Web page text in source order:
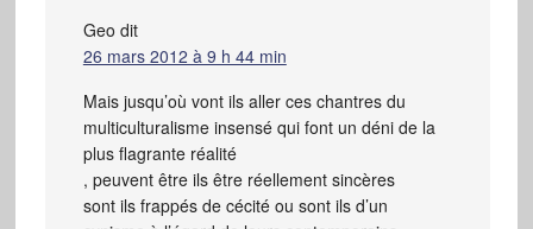
Geo dit
26 mars 2012 à 9 h 44 min
Mais jusqu’où vont ils aller ces chantres du
multiculturalisme insensé qui font un déni de la
plus flagrante réalité
, peuvent être ils être réellement sincères
sont ils frappés de cécité ou sont ils d’un